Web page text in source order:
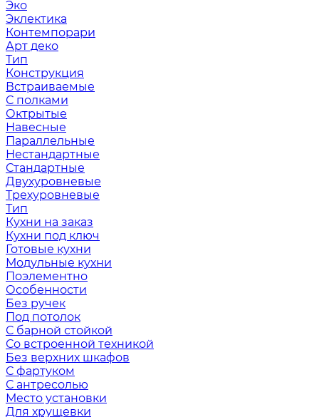
Эко
Эклектика
Контемпорари
Арт деко
Тип
Конструкция
Встраиваемые
С полками
Октрытые
Навесные
Параллельные
Нестандартные
Стандартные
Двухуровневые
Трехуровневые
Тип
Кухни на заказ
Кухни под ключ
Готовые кухни
Модульные кухни
Поэлементно
Особенности
Без ручек
Под потолок
С барной стойкой
Со встроенной техникой
Без верхних шкафов
С фартуком
С антресолью
Место установки
Для хрущевки